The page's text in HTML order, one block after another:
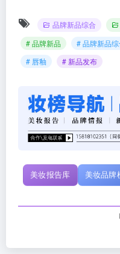
品牌新品综合
# 品牌新品
# 品牌新品综
# 唇釉
# 新品发布
美妆报告库 美妆品牌